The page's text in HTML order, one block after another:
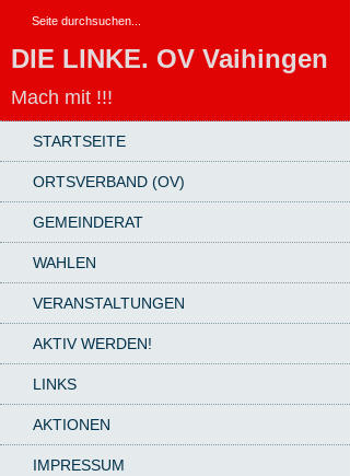
DIE LINKE. OV Vaihingen
Mach mit !!!
STARTSEITE
ORTSVERBAND (OV)
GEMEINDERAT
WAHLEN
VERANSTALTUNGEN
AKTIV WERDEN!
LINKS
AKTIONEN
IMPRESSUM